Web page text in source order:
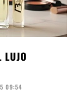
LUJO
09:54